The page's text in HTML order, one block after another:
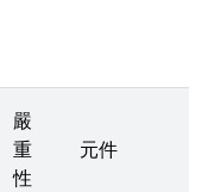
嚴
重
性
元件